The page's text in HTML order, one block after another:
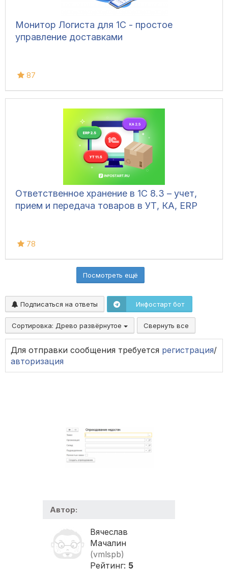
Монитор Логиста для 1С - простое
управление доставками
87
Ответственное хранение в 1С 8.3 – учет,
прием и передача товаров в УТ, КА, ERP
78
Посмотреть ещё
Подписаться на ответы Инфостарт бот
Сортировка: Древо развёрнутое Свернуть все
Для отправки сообщения требуется регистрация/
авторизация
Автор:
Вячеслав
Мачалин
(vmlspb)
Рейтинг: 5